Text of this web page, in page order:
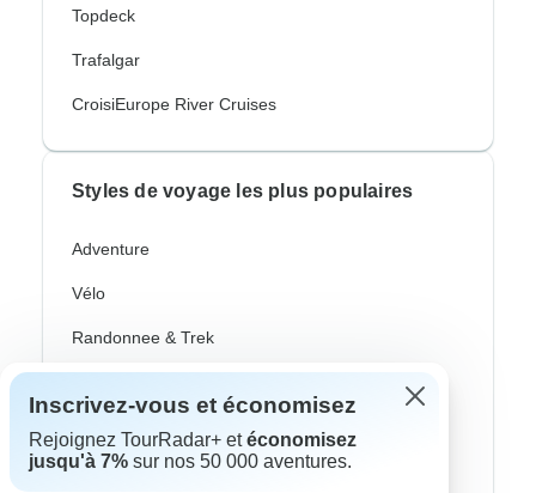
Topdeck
Trafalgar
CroisiEurope River Cruises
Styles de voyage les plus populaires
Adventure
Vélo
Randonnee & Trek
Afrique Safari
Inscrivez-vous et économisez
Rejoignez TourRadar+ etéconomisez
jusqu'à 7% sur nos 50 000 aventures.